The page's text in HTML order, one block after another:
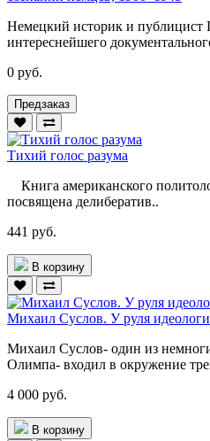
Немецкий историк и публицист
интереснейшего
0 руб.
Предзаказ
Тихий голос разума
Книга американского
посвящена делибератив..
441 руб.
В корзину
Михаил Суслов. У руля
Михаил Суслов- один из
Олимпа- входил в окружение
4 000 руб.
В корзину